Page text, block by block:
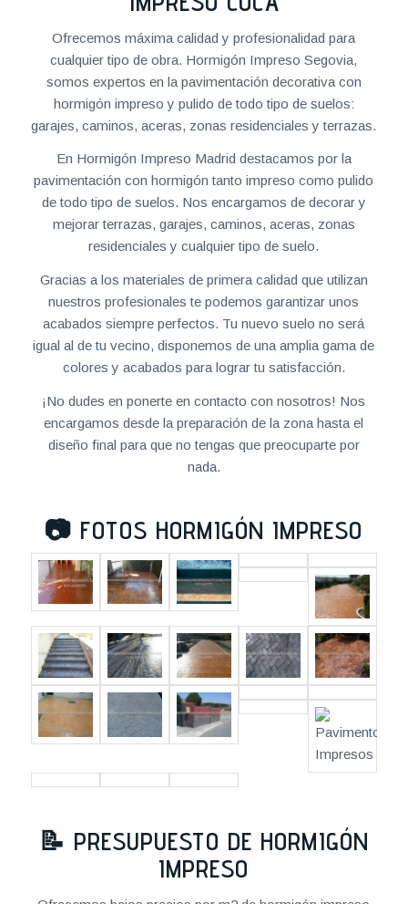
Ofrecemos máxima calidad y profesionalidad para
cualquier tipo de obra. Hormigón Impreso Segovia,
somos expertos en la pavimentación decorativa con
hormigón impreso y pulido de todo tipo de suelos:
garajes, caminos, aceras, zonas residenciales y terrazas.
En Hormigón Impreso Madrid destacamos por la
pavimentación con hormigón tanto impreso como pulido
de todo tipo de suelos. Nos encargamos de decorar y
mejorar terrazas, garajes, caminos, aceras, zonas
residenciales y cualquier tipo de suelo.
Gracias a los materiales de primera calidad que utilizan
nuestros profesionales te podemos garantizar unos
acabados siempre perfectos. Tu nuevo suelo no será
igual al de tu vecino, disponemos de una amplia gama de
colores y acabados para lograr tu satisfacción.
¡No dudes en ponerte en contacto con nosotros! Nos
encargamos desde la preparación de la zona hasta el
diseño final para que no tengas que preocuparte por
nada.
📷 FOTOS HORMIGÓN IMPRESO
📝 PRESUPUESTO DE HORMIGÓN
IMPRESO